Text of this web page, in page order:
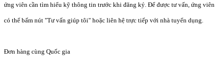
ứng viên cần tìm hiểu kỹ thông tin trước khi đăng ký. Để được tư vấn, ứng viên
có thể bấm nút "Tư vấn giúp tôi" hoặc liên hệ trực tiếp với nhà tuyển dụng.
Đơn hàng cùng Quốc gia